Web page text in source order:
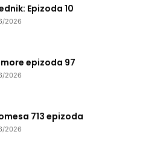
Epizoda 10
2026
epizoda 97
2026
713 epizoda
2026